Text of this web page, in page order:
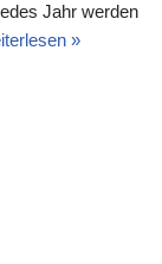
Jahr werden
»